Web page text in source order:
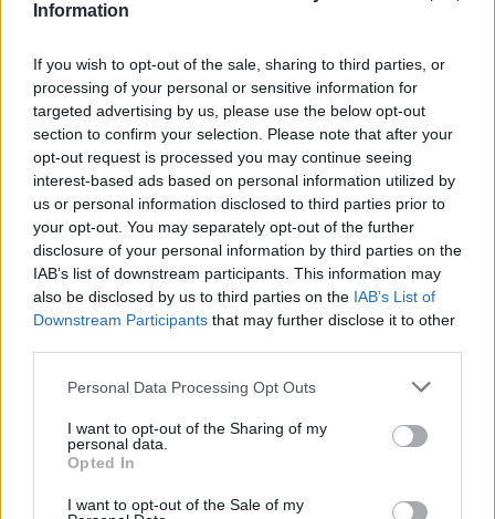
Information
If you wish to opt-out of the sale, sharing to third parties, or
processing of your personal or sensitive information for
targeted advertising by us, please use the below opt-out
section to confirm your selection. Please note that after your
opt-out request is processed you may continue seeing
interest-based ads based on personal information utilized by
us or personal information disclosed to third parties prior to
your opt-out. You may separately opt-out of the further
disclosure of your personal information by third parties on the
IAB’s list of downstream participants. This information may
also be disclosed by us to third parties on the IAB’s List of
Downstream Participants that may further disclose it to other
Personal Data Processing Opt Outs
I want to opt-out of the Sharing of my
personal data.
Opted In
I want to opt-out of the Sale of my
Vous aimez chanter, apprenez la guitare chez
Télécharger légalement les MP3 sur
Télécharger légalement les MP3 ou trouver le CD sur
Trouver des vinyles et des CD sur
Trouver un instrument de musique ou une partition au
meilleur prix sur
Paroles + Traduction Téléchargement
Vidéos
Commentaires
Voir la vidéo de «As I Die»